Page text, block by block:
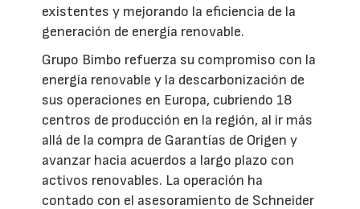
existentes y mejorando la eficiencia de la
generación de energía renovable.
Grupo Bimbo refuerza su compromiso con la
energía renovable y la descarbonización de
sus operaciones en Europa, cubriendo 18
centros de producción en la región, al ir más
allá de la compra de Garantías de Origen y
avanzar hacia acuerdos a largo plazo con
activos renovables. La operación ha
contado con el asesoramiento de Schneider